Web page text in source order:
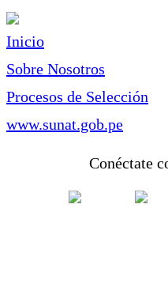
Inicio
Sobre Nosotros
Procesos de Selección
www.sunat.gob.pe
Conéctate